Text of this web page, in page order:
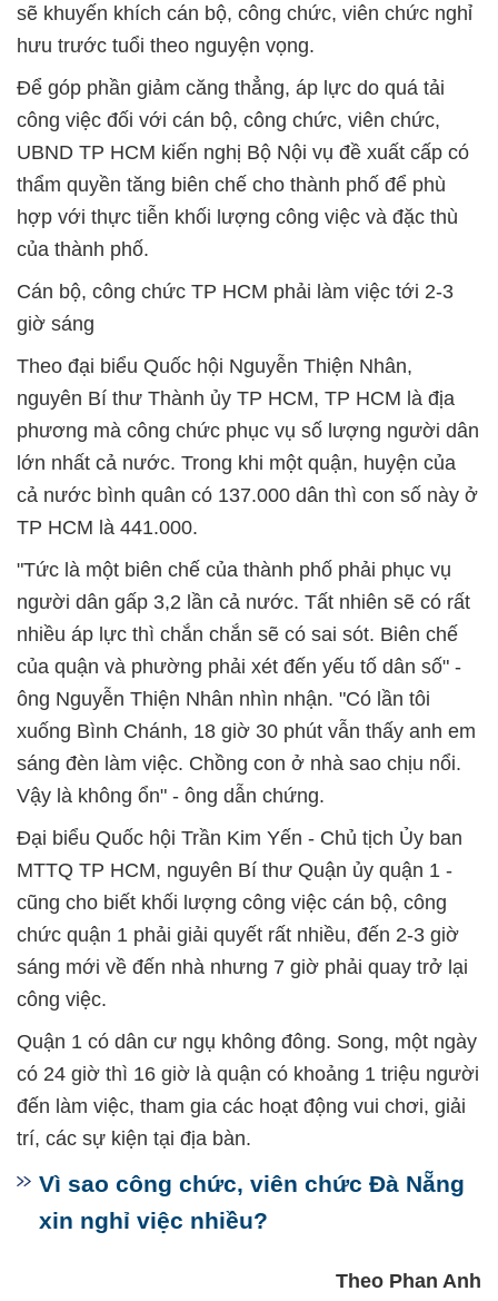
sẽ khuyến khích cán bộ, công chức, viên chức nghỉ
hưu trước tuổi theo nguyện vọng.
Để góp phần giảm căng thẳng, áp lực do quá tải
công việc đối với cán bộ, công chức, viên chức,
UBND TP HCM kiến nghị Bộ Nội vụ đề xuất cấp có
thẩm quyền tăng biên chế cho thành phố để phù
hợp với thực tiễn khối lượng công việc và đặc thù
của thành phố.
Cán bộ, công chức TP HCM phải làm việc tới 2-3
giờ sáng
Theo đại biểu Quốc hội Nguyễn Thiện Nhân,
nguyên Bí thư Thành ủy TP HCM, TP HCM là địa
phương mà công chức phục vụ số lượng người dân
lớn nhất cả nước. Trong khi một quận, huyện của
cả nước bình quân có 137.000 dân thì con số này ở
TP HCM là 441.000.
"Tức là một biên chế của thành phố phải phục vụ
người dân gấp 3,2 lần cả nước. Tất nhiên sẽ có rất
nhiều áp lực thì chắn chắn sẽ có sai sót. Biên chế
của quận và phường phải xét đến yếu tố dân số" -
ông Nguyễn Thiện Nhân nhìn nhận. "Có lần tôi
xuống Bình Chánh, 18 giờ 30 phút vẫn thấy anh em
sáng đèn làm việc. Chồng con ở nhà sao chịu nổi.
Vậy là không ổn" - ông dẫn chứng.
Đại biểu Quốc hội Trần Kim Yến - Chủ tịch Ủy ban
MTTQ TP HCM, nguyên Bí thư Quận ủy quận 1 -
cũng cho biết khối lượng công việc cán bộ, công
chức quận 1 phải giải quyết rất nhiều, đến 2-3 giờ
sáng mới về đến nhà nhưng 7 giờ phải quay trở lại
công việc.
Quận 1 có dân cư ngụ không đông. Song, một ngày
có 24 giờ thì 16 giờ là quận có khoảng 1 triệu người
đến làm việc, tham gia các hoạt động vui chơi, giải
trí, các sự kiện tại địa bàn.
Vì sao công chức, viên chức Đà Nẵng
xin nghỉ việc nhiều?
Theo Phan Anh